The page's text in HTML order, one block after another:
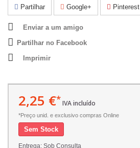
Partilhar Google+ Pinterest
Enviar a um amigo
Partilhar no Facebook
Imprimir
2,25 €*IVA incluído
*Preço unid. e exclusivo compras Online
Sem Stock
Entrega: Sob Consulta